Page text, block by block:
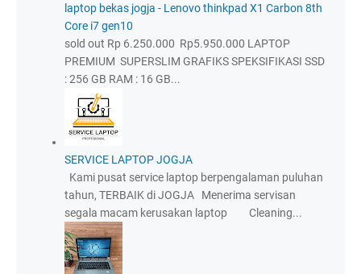
laptop bekas jogja - Lenovo thinkpad X1 Carbon 8th
Core i7 gen10
sold out Rp 6.250.000 Rp5.950.000 LAPTOP
PREMIUM SUPERSLIM GRAFIKS SPEKSIFIKASI SSD
: 256 GB RAM : 16 GB...
SERVICE LAPTOP JOGJA
Kami pusat service laptop berpengalaman puluhan
tahun, TERBAIK di JOGJA Menerima servisan
segala macam kerusakan laptop Cleaning...